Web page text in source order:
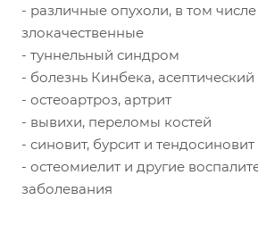
- различные опухоли, в том
злокачественные
- туннельный синдром
- болезнь Кинбека,
- остеоартроз, артрит
- вывихи, переломы костей
- синовит, бурсит и тендосиновит
- остеомиелит и другие
заболевания